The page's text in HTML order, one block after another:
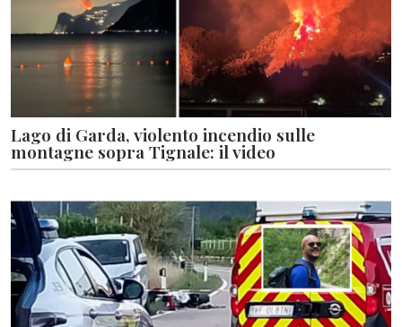
Lago di Garda, violento incendio sulle
montagne sopra Tignale: il video